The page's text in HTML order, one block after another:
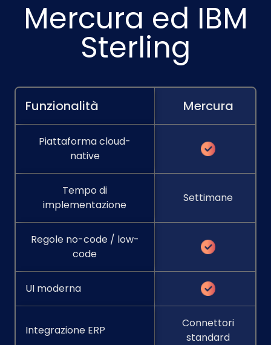
Mercura ed IBM
Sterling
Funzionalità Mercura
Piattaforma cloud-
native
Tempo di
implementazione
Settimane
Regole no-code / low-
code
UI moderna
Integrazione ERP
Connettori
standard